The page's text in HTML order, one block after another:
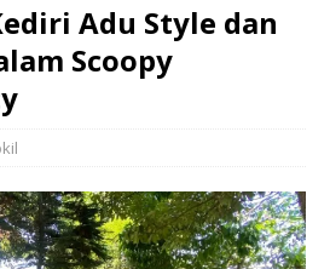
Adu Style dan
Scoopy